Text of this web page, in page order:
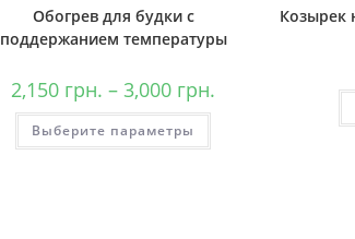
Обогрев для будки с
поддержанием температуры
2,150 грн. –3,000 грн.
Выберите параметры
Этот
имеет
Козырек